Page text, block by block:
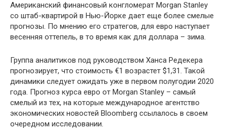
Американский финансовый конгломерат Morgan Stanley
со штаб-квартирой в Нью-Йорке дает еще более смелые
прогнозы. По мнению его стратегов, для евро наступает
весенняя оттепель, в то время как для доллара – зима.
Группа аналитиков под руководством Ханса Редекера
прогнозирует, что стоимость €1 возрастет $1,31. Такой
динамики следует ожидать уже в первом полугодии 2020
года. Прогноз курса евро от Morgan Stanley – самый
смелый из тех, на которые международное агентство
экономических новостей Bloomberg ссылалось в своем
очередном исследовании.